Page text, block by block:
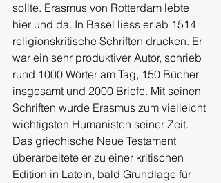
sollte. Erasmus von Rotterdam lebte
hier und da. In Basel liess er ab 1514
religionskritische Schriften drucken. Er
war ein sehr produktiver Autor, schrieb
rund 1000 Wörter am Tag, 150 Bücher
insgesamt und 2000 Briefe. Mit seinen
Schriften wurde Erasmus zum vielleicht
wichtigsten Humanisten seiner Zeit.
Das griechische Neue Testament
überarbeitete er zu einer kritischen
Edition in Latein, bald Grundlage für